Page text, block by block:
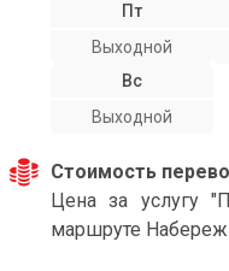
Пт
Выходной
Вс
Выходной
Стоимость
Цена за услугу
маршруте